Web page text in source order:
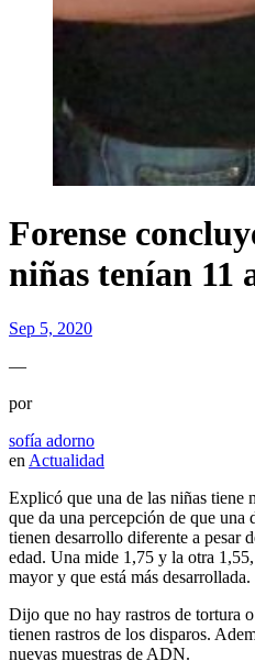
Forense
niñas tenían 11
Sep 5, 2020
—
por
sofía adorno
en Actualidad
Explicó que una de las niñas
que da una percepción de que una
tienen desarrollo diferente a pesar
edad. Una mide 1,75 y la otra
mayor y que está más desarrollada.
Dijo que no hay rastros de tortura
tienen rastros de los disparos.
nuevas muestras de ADN.